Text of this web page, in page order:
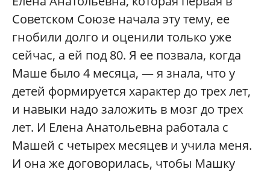
Советском Союзе начала эту тему, ее
гнобили долго и оценили только уже
сейчас, а ей под 80. Я ее позвала, когда
Маше было 4 месяца, — я знала, что у
детей формируется характер до трех лет,
и навыки надо заложить в мозг до трех
лет. И Елена Анатольевна работала с
Машей с четырех месяцев и учила меня.
И она же договорилась, чтобы Машку